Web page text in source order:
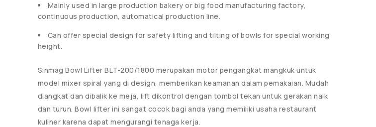
Mainly used in large production bakery or big food manufacturing factory,
continuous production, automatical production line.
Can offer special design for safety lifting and tilting of bowls for special working
height.
Sinmag Bowl Lifter BLT-200/1800 merupakan motor pengangkat mangkuk untuk
model mixer spiral yang di design, memberikan keamanan dalam pemakaian. Mudah
diangkat dan dibalik ke meja, lift dikontrol dengan tombol tekan untuk gerakan naik
dan turun. Bowl lifter ini sangat cocok bagi anda yang memiliki usaha restaurant
kuliner karena dapat mengurangi tenaga kerja.